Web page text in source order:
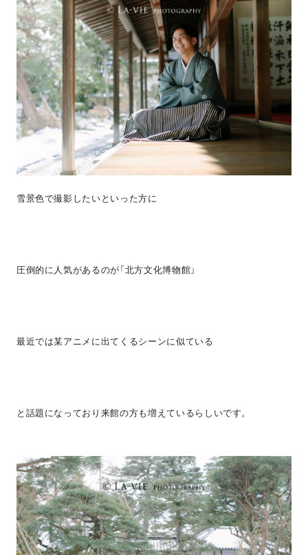
雪景色で撮影したいといった方に
圧倒的に人気があるのが「北方文化博物館」
最近では某アニメに出てくるシーンに似ている
と話題になっており来館の方も増えているらしいです。